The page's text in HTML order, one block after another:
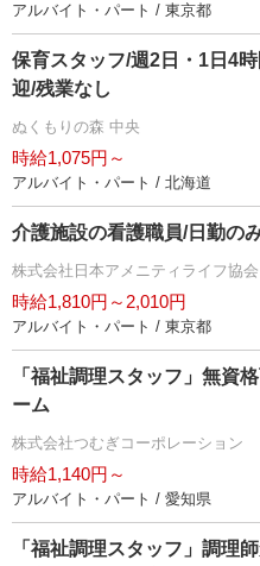
アルバイト・パート / 東京都
保育スタッフ/週2日・1日4
迎/残業なし
ぬくもりの森 中央
時給1,075円～
アルバイト・パート / 北海道
介護施設の看護職員/日勤の
株式会社日本アメニティライフ協会
時給1,810円～2,010円
アルバイト・パート / 東京都
「福祉調理スタッフ」無資
ーム
株式会社つむぎコーポレーション
時給1,140円～
アルバイト・パート / 愛知県
「福祉調理スタッフ」調理